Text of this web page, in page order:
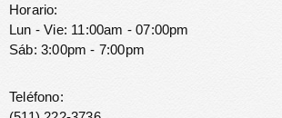
Horario:
Lun - Vie: 11:00am - 07:00pm
Sáb: 3:00pm - 7:00pm
Teléfono: